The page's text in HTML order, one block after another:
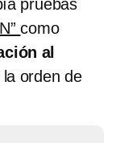
pruebas
como
al
orden de